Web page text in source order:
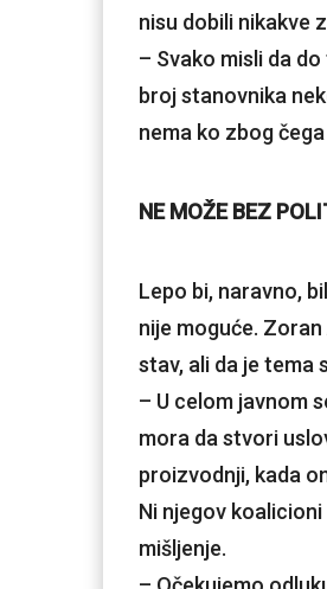
nisu dobili nikakve
– Svako misli da
broj stanovnika
nema ko zbog
NE MOŽE BEZ
Lepo bi, naravno,
nije moguće.
stav, ali da je tema
– U celom javnom
mora da stvori
proizvodnji, kada
Ni njegov
mišljenje.